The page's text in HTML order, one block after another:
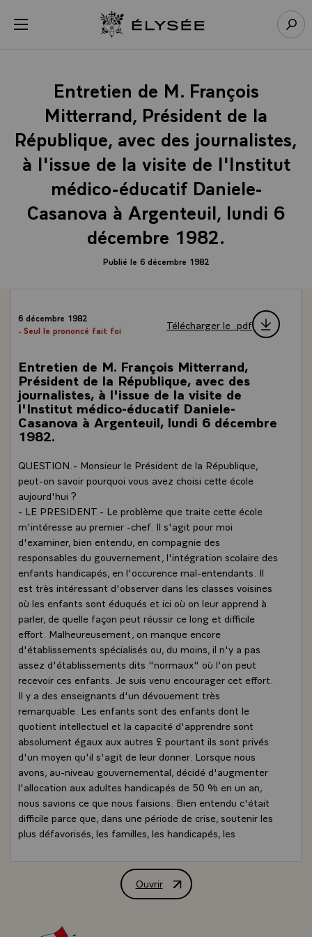
menu Retour à l’accueil Élysée
Entretien de M. François
Mitterrand, Président de la
République, avec des journalistes,
à l'issue de la visite de l'Institut
médico-éducatif Daniele-
Casanova à Argenteuil, lundi 6
décembre 1982.
Publié le 6 décembre 1982
6 décembre 1982
- Seul le prononcé fait foi
Télécharger le .pdf
Entretien de M. François Mitterrand,
Président de la République, avec des
journalistes, à l'issue de la visite de
l'Institut médico-éducatif Daniele-
Casanova à Argenteuil, lundi 6 décembre
1982.
QUESTION.- Monsieur le Président de la République,
peut-on savoir pourquoi vous avez choisi cette école
aujourd'hui ?
- LE PRESIDENT.- Le problème que traite cette école
m'intéresse au premier -chef. Il s'agit pour moi
d'examiner, bien entendu, en compagnie des
responsables du gouvernement, l'intégration scolaire des
enfants handicapés, en l'occurence mal-entendants. Il
est très intéressant d'observer dans les classes voisines
où les enfants sont éduqués et ici où on leur apprend à
parler, de quelle façon peut réussir ce long et difficile
effort. Malheureusement, on manque encore
d'établissements spécialisés ou, du moins, il n'y a pas
assez d'établissements dits "normaux" où l'on peut
recevoir ces enfants. Je suis venu encourager cet effort.
Il y a des enseignants d'un dévouement très
remarquable. Les enfants sont des enfants dont le
quotient intellectuel et la capacité d'apprendre sont
absolument égaux aux autres £ pourtant ils sont privés
d'un moyen qu'il s'agit de leur donner. Lorsque nous
avons, au-niveau gouvernemental, décidé d'augmenter
l'allocation aux adultes handicapés de 50 % en un an,
nous savions ce que nous faisions. Bien entendu c'était
difficile parce que, dans une période de crise, soutenir les
plus défavorisés, les familles, les handicapés, les
nationale. Mais la question est posée : faut-il ou ne faut-
il pas le faire ? Nous, nous disons "il faut le faire". Je vois
qui justifie l'effort des Français.\
Ouvrir
Entretien de M. François Mitterrand,
Panneau de gestion des cookies